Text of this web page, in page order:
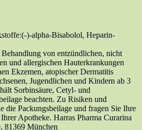
)-alpha-Bisabolol, Heparin-
von entzündlichen, nicht
und allergischen Hauterkrankungen
Ekzemen, atopischer Dermatitis
Jugendlichen und Kindern ab 3
Sorbinsäure, Cetyl- und
beachten. Zu Risiken und
die Packungsbeilage und fragen Sie Ihre
Apotheke. Harras Pharma Curarina
81369 München